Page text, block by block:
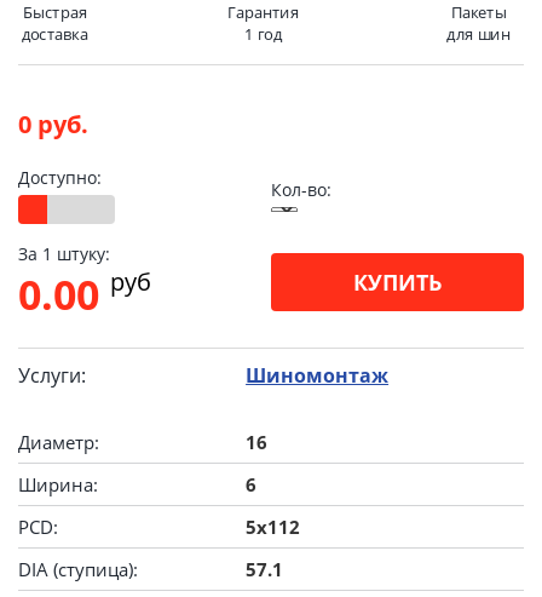
Быстрая
доставка
Гарантия
1 год
Пакеты
для шин
0 руб.
Доступно:
Кол-во:
За 1 штуку:
0.00 pуб КУПИТЬ
Услуги: Шиномонтаж
Диаметр:
16
Ширина:
6
PCD:
5x112
DIA (ступица):
57.1